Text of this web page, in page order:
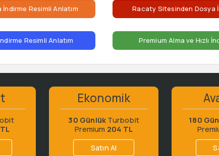
Resimli Anlatım Racaty Sitesinden Dosya
Resimli Anlatım Premium Alma ve Hızlı
Ekonomik
30 Günlük Turbobit
Premium 204 TL
Satın Al
180